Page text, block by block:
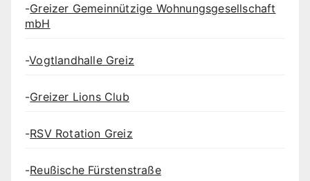
-Greizer Gemeinnützige Wohnungsgesellschaft
mbH
-Vogtlandhalle Greiz
-Greizer Lions Club
-RSV Rotation Greiz
-Reußische Fürstenstraße